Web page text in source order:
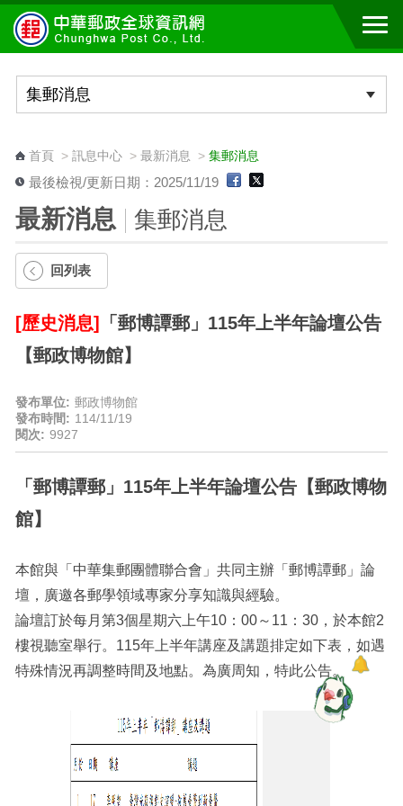
跳到主要內容區塊
首頁> 訊息中心> 最新消息 > 集郵消息
最後檢視/更新日期：2025/11/19
最新消息 集郵消息
回列表
[歷史消息]
「郵博譚郵」115年上半年論壇公告
【郵政博物館】
發布單位: 郵政博物館
發布時間: 114/11/19
閱次: 9927
「郵博譚郵」115年上半年論壇公告【郵政博物
館】
本館與「中華集郵團體聯合會」共同主辦「郵博譚郵」論
壇，廣邀各郵學領域專家分享知識與經驗。
論壇訂於每月第3個星期六上午10：00～11：30，於本館2
樓視聽室舉行。115年上半年講座及講題排定如下表，如遇
特殊情況再調整時間及地點。為廣周知，特此公告。